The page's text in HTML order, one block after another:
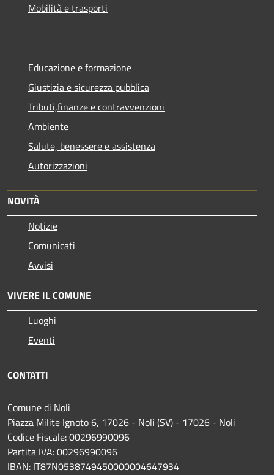
Mobilità e trasporti
Educazione e formazione
Giustizia e sicurezza pubblica
Tributi,finanze e contravvenzioni
Ambiente
Salute, benessere e assistenza
Autorizzazioni
NOVITÀ
Notizie
Comunicati
Avvisi
VIVERE IL COMUNE
Luoghi
Eventi
CONTATTI
Comune di Noli
Piazza Milite Ignoto 6, 17026 - Noli (SV) - 17026 - Noli
Codice Fiscale: 00296990096
Partita IVA: 00296990096
IBAN: IT87N0538749450000004647934